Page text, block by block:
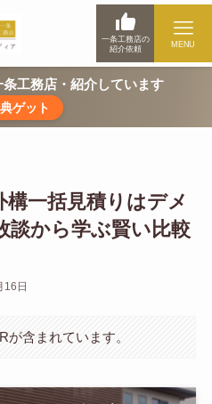
一条工務店の
紹介依頼
MENU
工務店・紹介しています
ゲット
構一括見積りはデメ
談から学ぶ賢い比較
16日
が含まれています。